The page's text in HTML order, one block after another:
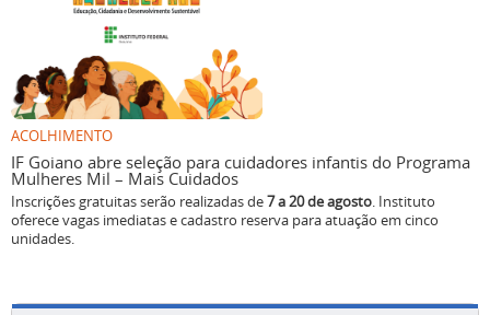
ACOLHIMENTO
IF Goiano abre seleção para cuidadores infantis do Programa
Mulheres Mil – Mais Cuidados
Inscrições gratuitas serão realizadas de7 a 20 de agosto. Instituto
oferece vagas imediatas e cadastro reserva para atuação em cinco
unidades.